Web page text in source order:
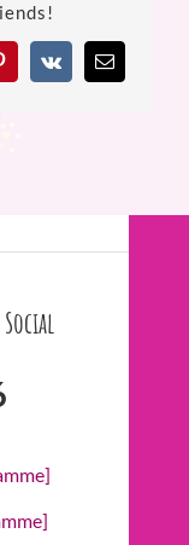
Vk Email